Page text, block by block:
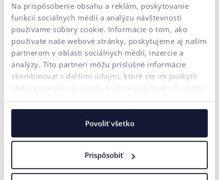
Na prispôsobenie obsahu a reklám, poskytovanie
funkcií sociálnych médií a analýzu návštevnosti
používame súbory cookie. Informácie o tom, ako
používate naše webové stránky, poskytujeme aj našim
partnerom v oblasti sociálnych médií, inzercie a
analýzy. Títo partneri môžu príslušné informácie
skombinovať s ďalšími údajmi, ktoré ste im poskytli
alebo ktoré od vás získali, keď ste používali ich služby.
Povoliť všetko
Prispôsobiť
Kontaktujte nás